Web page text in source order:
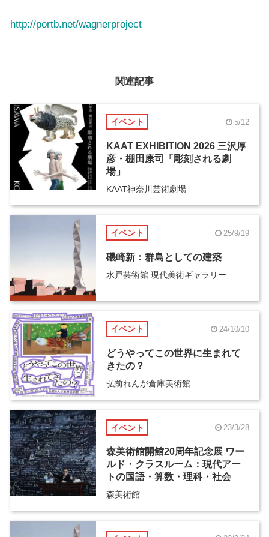
http://portb.net/wagnerproject
関連記事
イベント 5/12
KAAT EXHIBITION 2026 三沢厚
彦・棚田康司「彫刻される劇
場」
KAAT神奈川芸術劇場
イベント 25/9/19
磯崎新：群島としての建築
水戸芸術館 現代美術ギャラリー
イベント 24/10/10
どうやってこの世界に生まれて
きたの？
弘前れんが倉庫美術館
イベント 23/3/28
森美術館開館20周年記念展 ワー
ルド・クラスルーム：現代アー
トの国語・算数・理科・社会
森美術館